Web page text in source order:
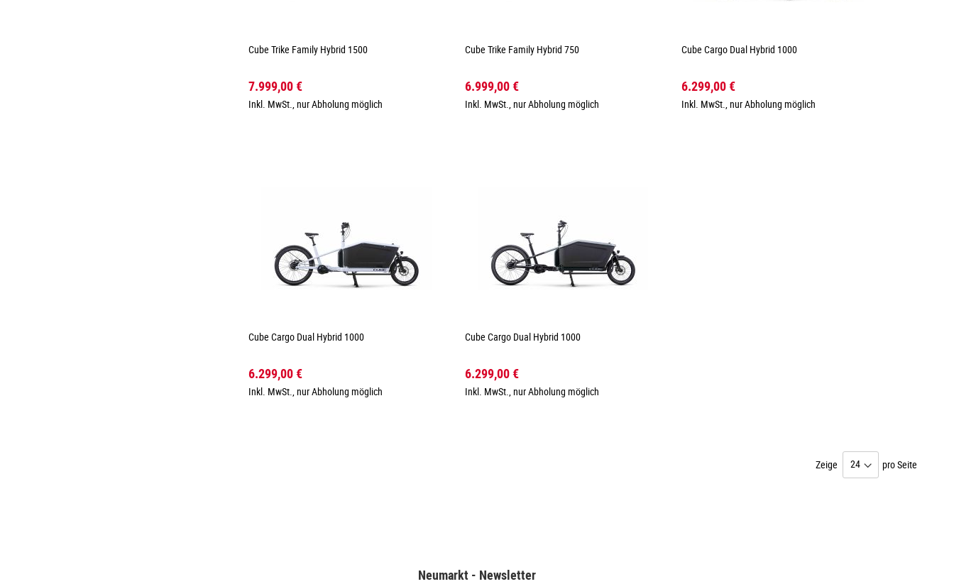
Cube Trike Family Hybrid 1500
7.999,00 €
Inkl. MwSt., nur Abholung möglich
Cube Trike Family Hybrid 750
6.999,00 €
Inkl. MwSt., nur Abholung möglich
Cube Cargo Dual Hybrid 1000
6.299,00 €
Inkl. MwSt., nur Abholung möglich
Cube Cargo Dual Hybrid 1000
6.299,00 €
Inkl. MwSt., nur Abholung möglich
Cube Cargo Dual Hybrid 1000
6.299,00 €
Inkl. MwSt., nur Abholung möglich
Zeige pro Seite
Neumarkt - Newsletter